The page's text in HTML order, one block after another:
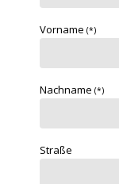
Vorname (*)
Nachname (*)
Straße